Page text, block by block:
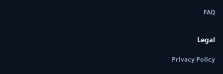
FAQ
Legal
Privacy Policy